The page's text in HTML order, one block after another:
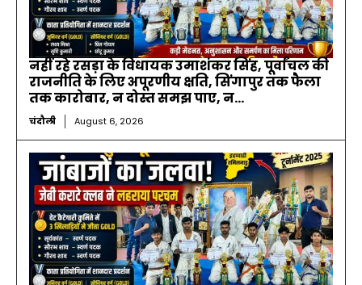
नहीं रहे रसड़ा के विधायक उमाशंकर सिंह, पूर्वांचल की
राजनीति के लिए अपूरणीय क्षति, सिंगापुर तक फैला
तक कारोबार, न दोस्त समझ पाए, न...
चंदौली August 6, 2026